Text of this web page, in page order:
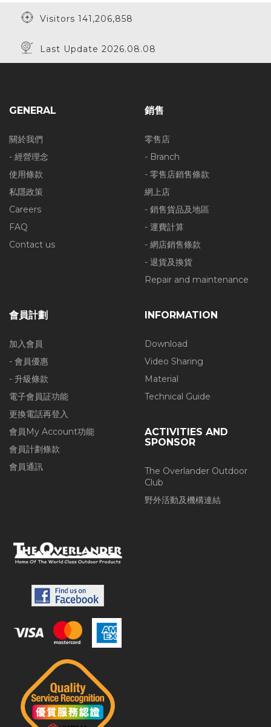
Visitors 141,206,858
Last Update 2026.08.08
GENERAL
關於我們
- 經營理念
使用條款
私隱政策
Careers
FAQ
Contact us
銷售
零售店
- Branch
- 零售店銷售條款
網上店
- 銷售貨品及地區
- 運費計算
- 網店銷售條款
- 退貨及換貨
Repair and maintenance
會員計劃
加入會員
- 會員優惠
- 升級條款
電子會員証功能
更換電話再登入
會員My Account功能
會員計劃條款
會員通訊
INFORMATION
Download
Video Sharing
Material
Technical Guide
ACTIVITIES AND
SPONSOR
The Overlander Outdoor
Club
野外活動及機構連結